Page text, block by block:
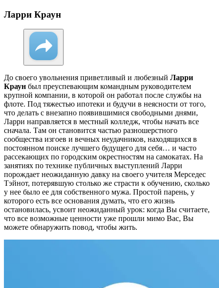
Ларри Краун
До своего увольнения приветливый и любезный Ларри
Краун был преуспевающим командным руководителем
крупной компании, в которой он работал после службы на
флоте. Под тяжестью ипотеки и будучи в неясности от того,
что делать с внезапно появившимися свободными днями,
Ларри направляется в местный колледж, чтобы начать все
сначала. Там он становится частью разношерстного
сообщества изгоев и вечных неудачников, находящихся в
постоянном поиске лучшего будущего для себя… и часто
рассекающих по городским окрестностям на самокатах. На
занятиях по технике публичных выступлений Ларри
порождает неожиданную давку на своего учителя Мерседес
Тэйнот, потерявшую столько же страсти к обучению, сколько
у нее было ее для собственного мужа. Простой парень, у
которого есть все основания думать, что его жизнь
остановилась, усвоит неожиданный урок: когда Вы считаете,
что все возможные ценности уже прошли мимо Вас, Вы
можете обнаружить повод, чтобы жить.